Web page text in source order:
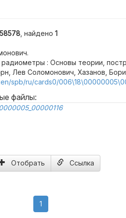
, найдено 1
: Основы теории,
Лев Соломонович, Хазанов,
spb/ru/cards0/
файлы:
Отобрать Ссылка
1(current)